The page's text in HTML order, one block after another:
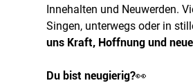
Innehalten und Neuwerden.
Singen, unterwegs oder in
uns Kraft, Hoffnung und
Du bist neugierig?👀